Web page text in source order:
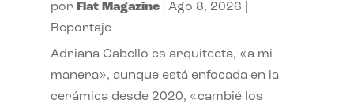
por Flat Magazine| Ago 8, 2026
Reportaje
Adriana Cabello es arquitecta, «a mi
manera», aunque está enfocada en la
cerámica desde 2020, «cambié los